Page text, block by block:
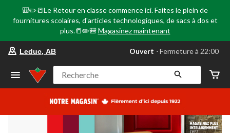
🎒✏️📒Le Retour en classe commence ici. Faites le plein de
fournitures scolaires, d'articles technologiques, de sacs à dos et
plus.📒✏️🎒 Magasinez maintenant
votre
préféré
Leduc,
AB,
courament
Fermeture
Leduc, AB Ouvert ⋅ Fermeture à 22:00
Recherche